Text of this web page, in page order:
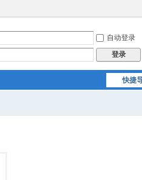
自动登录
登录
快捷